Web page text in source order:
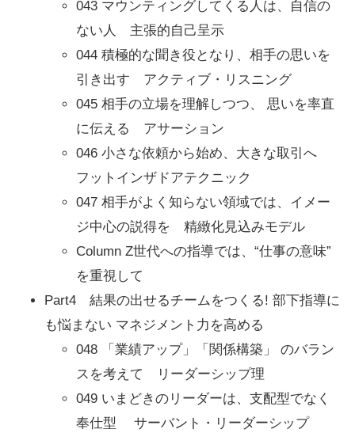
043 マウンティングしてくる人は、自信の
ない人 主張的自己呈示
044 積極的な聞き役となり、相手の思いを
引き出す アクティブ・リスニング
045 相手の立場を理解しつつ、 思いを率直
に伝える アサーション
046 小さな依頼から始め、大きな取引へ
フットインザドアテクニック
047 相手がよく知らない領域では、イメー
ジ中心の説得を 精緻化見込みモデル
Column Z世代への指導では、“仕事の意味”
を重視して
Part4 結果の出せるチームをつくる! 部下指導に
も悩まない マネジメント力を高める
048 「業績アップ」「関係構築」 のバラン
スを考えて リーダーシップ理
049 いまどきのリーダーは、支配型でなく
奉仕型 サーバント・リーダーシップ